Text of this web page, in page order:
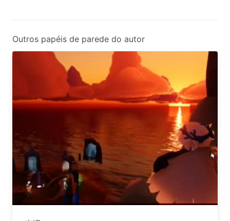
Outros papéis de parede do autor